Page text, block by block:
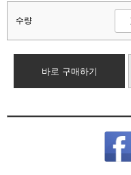
수량
바로 구매하기